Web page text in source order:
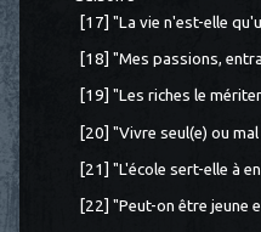
[17] "La vie n'est-elle
[18] "Mes passions,
[19] "Les riches le
[20] "Vivre seul(e) ou
[21] "L'école sert-elle à
[22] "Peut-on être jeune